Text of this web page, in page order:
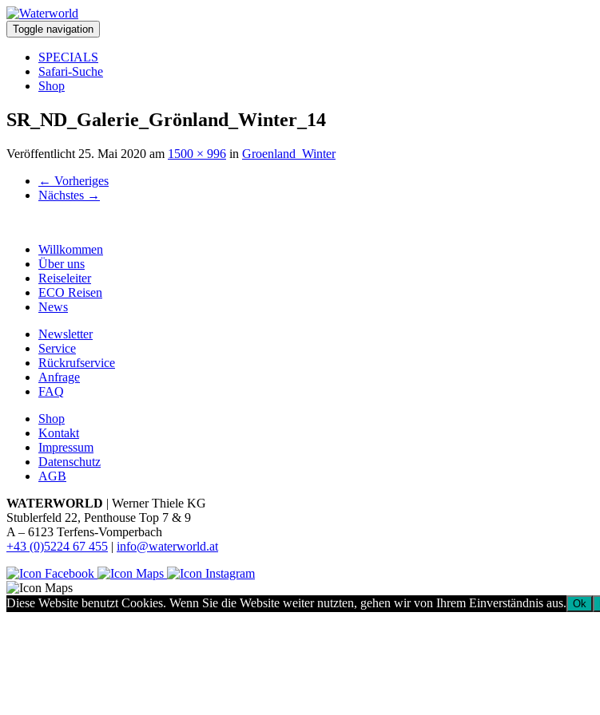
Toggle navigation
SPECIALS
Safari-Suche
Shop
SR_ND_Galerie_Grönland_Winter_14
Veröffentlicht 25. Mai 2020 am 1500 × 996 in Groenland_Winter
← Vorheriges
Nächstes →
Willkommen
Über uns
Reiseleiter
ECO Reisen
News
Newsletter
Service
Rückrufservice
Anfrage
FAQ
Shop
Kontakt
Impressum
Datenschutz
AGB
WATERWORLD | Werner Thiele KG
Stublerfeld 22, Penthouse Top 7 & 9
A – 6123 Terfens-Vomperbach
+43 (0)5224 67 455 | info@waterworld.at
Diese Website benutzt Cookies. Wenn Sie die Website weiter nutzten, gehen wir von Ihrem Einverständnis aus. Ok